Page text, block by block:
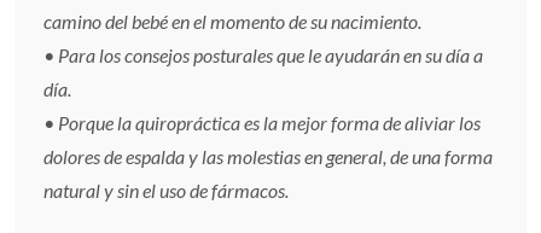
camino del bebé en el momento de su nacimiento.
• Para los consejos posturales que le ayudarán en su día a
día.
• Porque la quiropráctica es la mejor forma de aliviar los
dolores de espalda y las molestias en general, de una forma
natural y sin el uso de fármacos.